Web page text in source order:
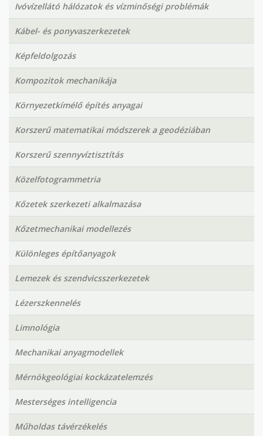
Ivóvízellátó hálózatok és vízminőségi problémák
Kábel- és ponyvaszerkezetek
Képfeldolgozás
Kompozitok mechanikája
Környezetkímélő építés anyagai
Korszerű matematikai módszerek a geodéziában
Korszerű szennyvíztisztítás
Közelfotogrammetria
Kőzetek szerkezeti alkalmazása
Kőzetmechanikai modellezés
Különleges építőanyagok
Lemezek és szendvicsszerkezetek
Lézerszkennelés
Limnológia
Mechanikai anyagmodellek
Mérnökgeológiai kockázatelemzés
Mesterséges intelligencia
Műholdas távérzékelés